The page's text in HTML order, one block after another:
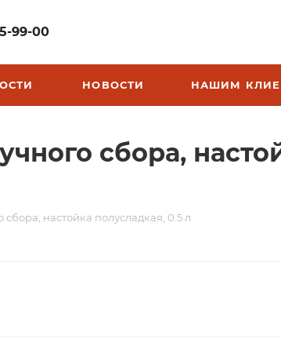
99-00
НОВОСТИ НАШИМ
сбора,
настойка полусладкая, 0.5 л